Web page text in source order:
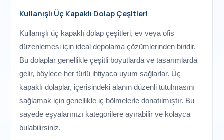
Kullanışlı Üç Kapaklı Dolap Çeşitleri
Kullanışlı üç kapaklı dolap çeşitleri, ev veya ofis
düzenlemesi için ideal depolama çözümlerinden biridir.
Bu dolaplar genellikle çeşitli boyutlarda ve tasarımlarda
gelir, böylece her türlü ihtiyaca uyum sağlarlar. Üç
kapaklı dolaplar, içerisindeki alanın düzenli tutulmasını
sağlamak için genellikle iç bölmelerle donatılmıştır. Bu
sayede eşyalarınızı kategorilere ayırabilir ve kolayca
bulabilirsiniz.